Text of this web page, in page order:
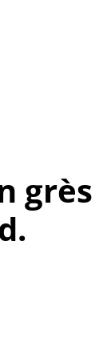
grès